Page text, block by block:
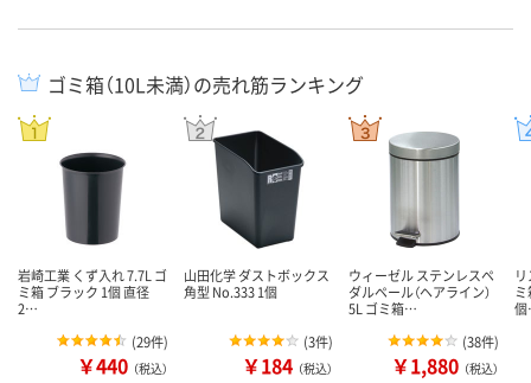
ゴミ箱（10L未満）の売れ筋ランキング
岩崎工業 くず入れ 7.7L ゴ
ミ箱 ブラック 1個 直径
2…
(29件)
￥440 （税込）
山田化学 ダストボックス
角型 No.333 1個
(3件)
￥184 （税込）
ウィーゼル ステンレスペ
ダルペール（ヘアライン）
5L ゴミ箱…
(38件)
￥1,880 （税込）
ミ